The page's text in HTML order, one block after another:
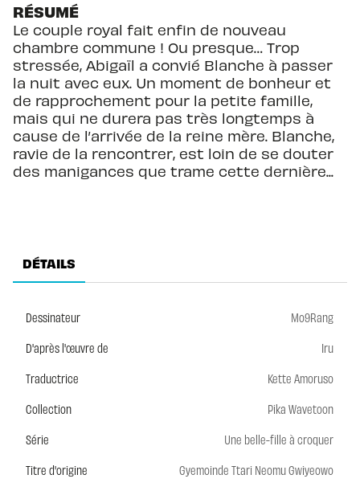
RÉSUMÉ
Le couple royal fait enfin de nouveau
chambre commune ! Ou presque… Trop
stressée, Abigaïl a convié Blanche à passer
la nuit avec eux. Un moment de bonheur et
de rapprochement pour la petite famille,
mais qui ne durera pas très longtemps à
cause de l’arrivée de la reine mère. Blanche,
ravie de la rencontrer, est loin de se douter
des manigances que trame cette dernière...
DÉTAILS
Dessinateur
Mo9Rang
D'après l'œuvre de
Iru
Traductrice
Kette Amoruso
Collection
Pika Wavetoon
Série
Une belle-fille à croquer
Titre d'origine
Gyemoinde Ttari Neomu Gwiyeowo